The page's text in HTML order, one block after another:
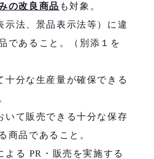
の改良商品 も対象。
示法、景品表示法等）に違
であること。（別添１を
十分な生産量が確保できる
いて販売できる十分な保存
商品であること。
る PR・販売を実施する